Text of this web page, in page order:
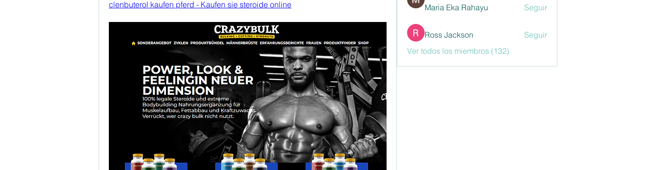
clenbuterol kaufen pferd - Kaufen sie steroide online
Maria Eka Rahayu Seguir
Ross Jackson
Seguir
Ver todos los miembros (132)